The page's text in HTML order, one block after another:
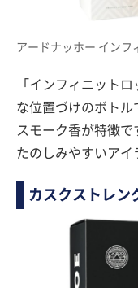
アードナッホー インフ
「インフィニット
な位置づけのボト
スモーク香が特徴
たのしみやすいアイ
カスクストレン